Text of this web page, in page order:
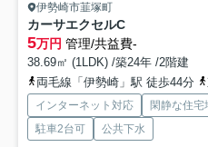
伊勢崎市韮塚町
カーサエクセルC
5万円 管理/共益費-
38.69㎡ (1LDK) /築24年 /2階建
両毛線「伊勢崎」駅 徒歩44分
インターネット対応 閑静な住宅
駐車2台可
公共下水